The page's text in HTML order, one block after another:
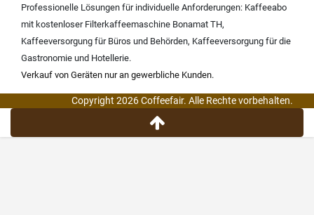
Professionelle Lösungen für individuelle Anforderungen: Kaffeeabo
mit kostenloser Filterkaffeemaschine Bonamat TH,
Kaffeeversorgung für Büros und Behörden, Kaffeeversorgung für die
Gastronomie und Hotellerie.
Verkauf von Geräten nur an gewerbliche Kunden.
Copyright 2026 Coffeefair. Alle Rechte vorbehalten.